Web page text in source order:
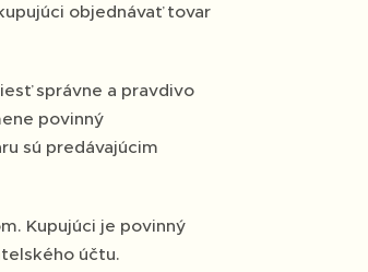
objednávať tovar
správne a pravdivo
povinný
sú predávajúcim
Kupujúci je povinný
účtu.